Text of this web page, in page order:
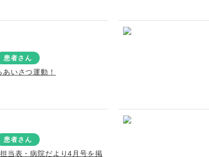
患者さん
いさつ運動！
患者さん
当表・病院だより4月号を掲